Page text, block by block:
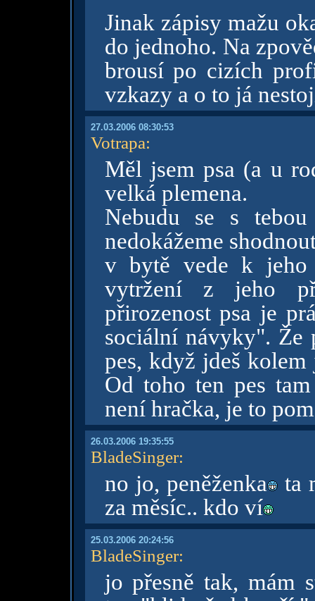
Jinak zápisy mažu
do jednoho. Na
brousí po cizích
vzkazy a o to já
27.03.2006 08:30:53
Votrapa:
Měl jsem psa (a u
velká plemena.
Nebudu se s
nedokážeme
v bytě vede k jeho
vytržení z jeho
přirozenost psa je
sociální návyky". Že
pes, když jdeš
Od toho ten pes
není hračka, je to
26.03.2006 19:35:55
BladeSinger:
no jo, peněženka ta
za měsíc.. kdo ví
25.03.2006 20:24:56
BladeSinger:
jo přesně tak, mám